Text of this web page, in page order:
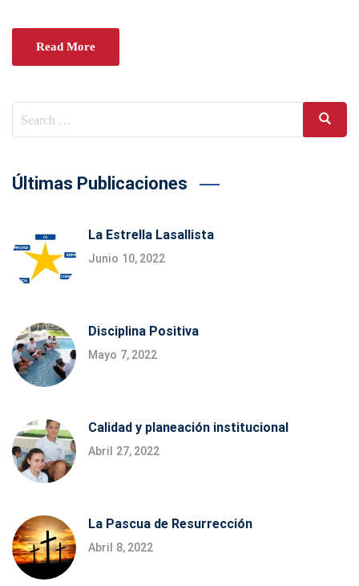
Read More
for:
Search
Últimas Publicaciones
La Estrella Lasallista
Junio 10, 2022
Disciplina Positiva
Mayo 7, 2022
Calidad y planeación institucional
Abril 27, 2022
La Pascua de Resurrección
Abril 8, 2022